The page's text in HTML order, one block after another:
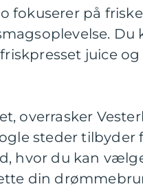
fokuserer på
juice
overrasker
steder tilbyder
hvor du kan
din